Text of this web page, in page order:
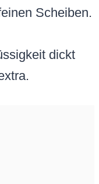
Scheiben.
dickt